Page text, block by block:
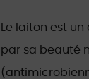
Le laiton est
par sa beauté